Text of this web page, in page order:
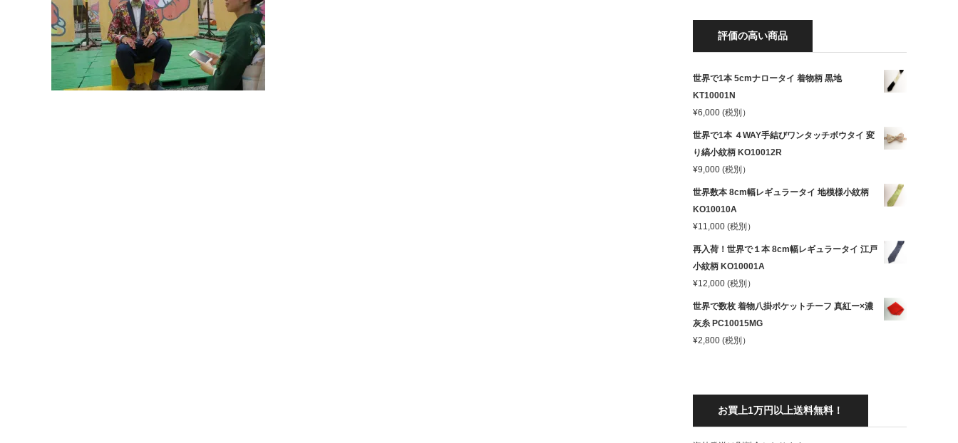
評価の高い商品
世界で1本 5cmナロータイ 着物柄 黒地
KT10001N
¥6,000 (税別）
世界で1本 ４WAY手結びワンタッチボウタイ 変
り縞小紋柄 KO10012R
¥9,000 (税別）
世界数本 8cm幅レギュラータイ 地模様小紋柄
KO10010A
¥11,000 (税別）
再入荷！世界で１本 8cm幅レギュラータイ 江戸
小紋柄 KO10001A
¥12,000 (税別）
世界で数枚 着物八掛ポケットチーフ 真紅ー×濃
灰糸 PC10015MG
¥2,800 (税別）
お買上1万円以上送料無料！